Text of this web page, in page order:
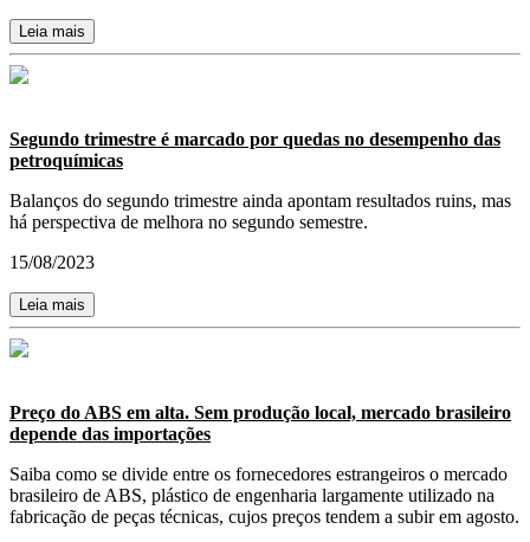
Leia mais
Segundo trimestre é marcado por quedas no desempenho das
petroquímicas
Balanços do segundo trimestre ainda apontam resultados ruins, mas
há perspectiva de melhora no segundo semestre.
15/08/2023
Leia mais
Preço do ABS em alta. Sem produção local, mercado brasileiro
depende das importações
Saiba como se divide entre os fornecedores estrangeiros o mercado
brasileiro de ABS, plástico de engenharia largamente utilizado na
fabricação de peças técnicas, cujos preços tendem a subir em agosto.